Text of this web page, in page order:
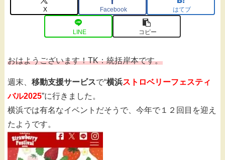
X Facebook はてブ
LINE コピー
おはようございます！TK：統括岸本です。
週末、 移動支援サービスで“横浜ストロベリーフェスティ
バル2025”に行きました。
横浜では有名なイベントだそうで、今年で１２回目を迎え
たようです。